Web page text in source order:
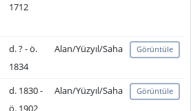
1712
d. ? - ö.
1834
Alan/Yüzyıl/Saha Görüntüle
d. 1830 -
ö. 1902
Alan/Yüzyıl/Saha Görüntüle